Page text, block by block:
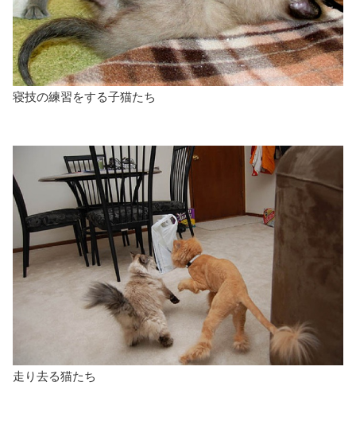
寝技の練習をする子猫たち
走り去る猫たち